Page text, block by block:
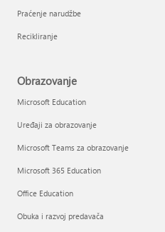
Praćenje narudžbe
Recikliranje
Obrazovanje
Microsoft Education
Uređaji za obrazovanje
Microsoft Teams za obrazovanje
Microsoft 365 Education
Office Education
Obuka i razvoj predavača